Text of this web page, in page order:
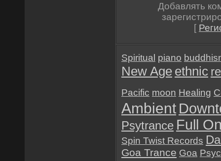
Добавлять
[
Spiritual piano
New Age ethnic
Pacific moon Healing
Ambient
Psytrance Full
Spin Twist Records
Goa Trance Goa